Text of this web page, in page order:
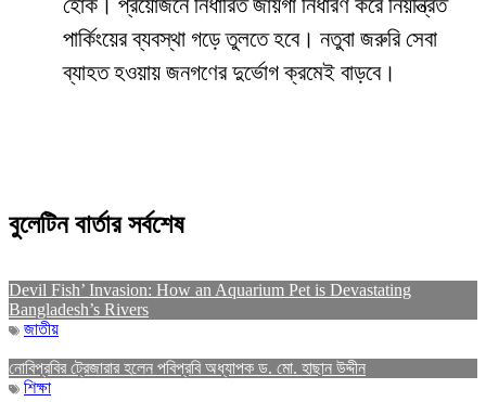
হোক। প্রয়োজনে নির্ধারিত জায়গা নির্ধারণ করে নিয়ন্ত্রিত
পার্কিংয়ের ব্যবস্থা গড়ে তুলতে হবে। নতুবা জরুরি সেবা
ব্যাহত হওয়ায় জনগণের দুর্ভোগ ক্রমেই বাড়বে।
বুলেটিন বার্তার সর্বশেষ
Devil Fish’ Invasion: How an Aquarium Pet is Devastating
Bangladesh’s Rivers
জাতীয়
নোবিপ্রবির ট্রেজারার হলেন পবিপ্রবি অধ্যাপক ড. মো. হাছান উদ্দীন
শিক্ষা